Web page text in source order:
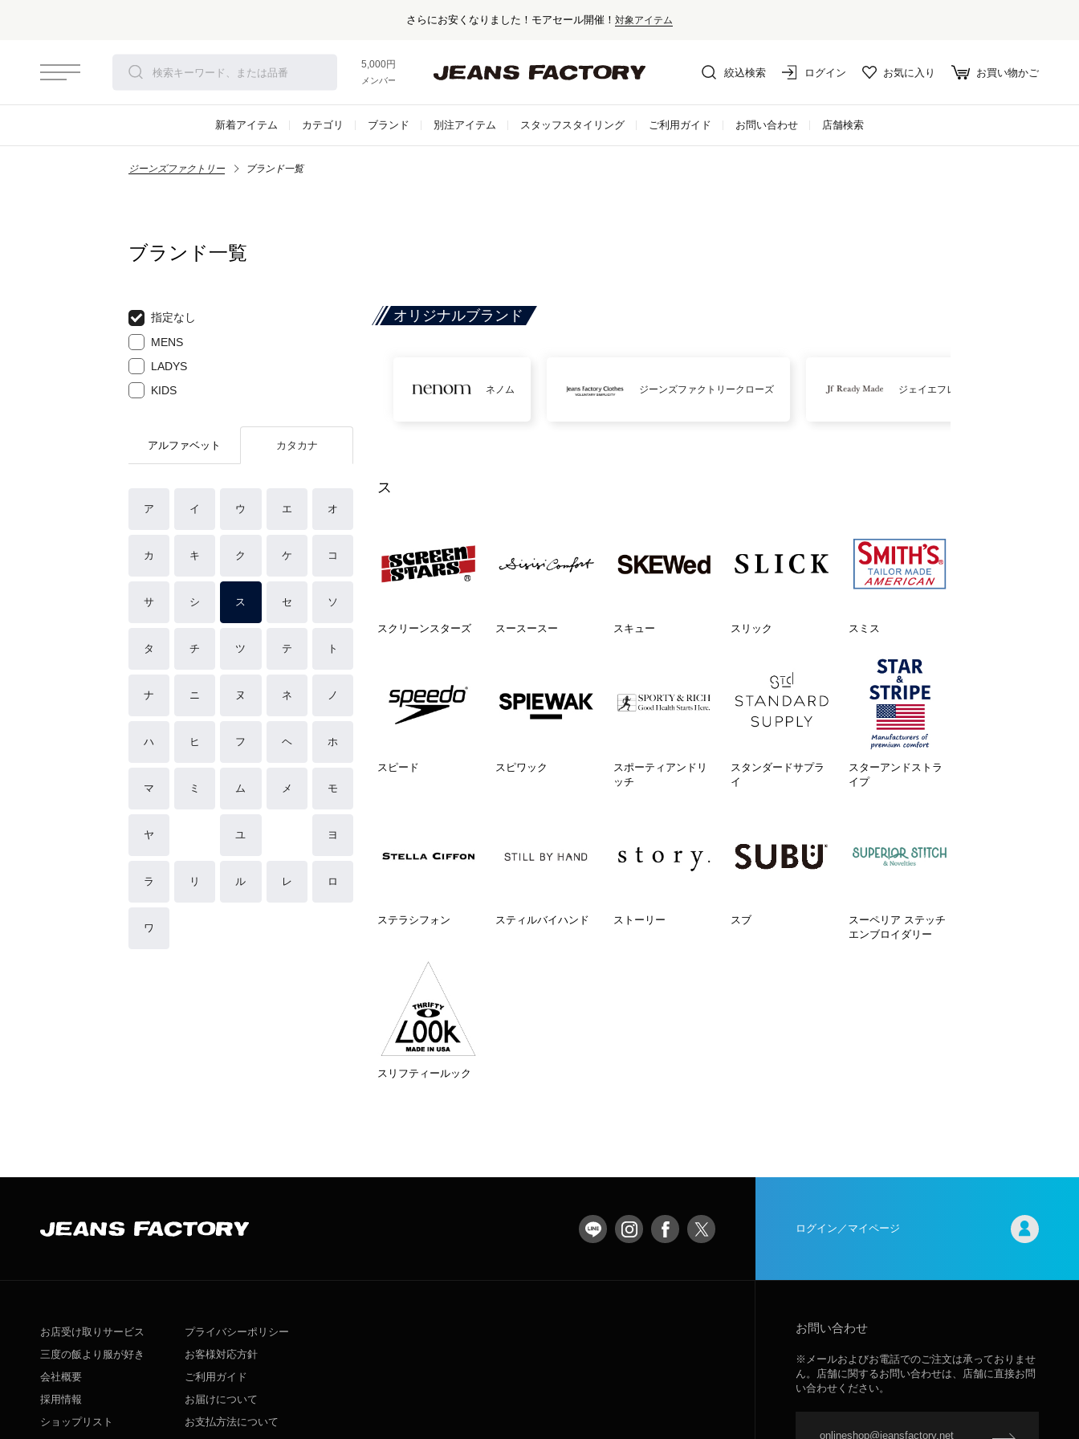
さらにお安くなりました！モアセール開催！ 対象アイテム
5,000円以上お買い上げで送料無料！
メンバー登録でお得な情報をゲット。さらに詳しく
絞込検索 ログイン お気に入り お買い物かご
新着アイテム カテゴリ ブランド 別注アイテム スタッフスタイリング ご利用ガイド お問い合わせ 店舗検索
ジーンズファクトリー ブランド一覧
ブランド一覧
指定なし
MENS
LADYS
KIDS
アルファベット カタカナ
ア イ ウ エ オ
カ キ ク ケ コ
サ シ ス セ ソ
タ チ ツ テ ト
ナ ニ ヌ ネ ノ
ハ ヒ フ ヘ ホ
マ ミ ム メ モ
ヤ ユ ヨ
ラ リ ル レ ロ
ワ
オリジナルブランド
ネノム ジーンズファクトリークローズ ジェイエフレディメイド
ス
スクリーンスターズ スースースー スキュー スリック スミス
スピード スピワック
スポーティアンドリ
ッチ
スタンダードサプラ
イ
スターアンドストラ
イプ
ステラシフォン スティルバイハンド ストーリー スブ
スーペリア ステッチ
エンブロイダリー
スリフティールック
ログイン／マイページ
お店受け取りサービス
三度の飯より服が好き
会社概要
採用情報
ショップリスト
プライバシーポリシー
お客様対応方針
ご利用ガイド
お届けについて
お支払方法について
お問い合わせ
※メールおよびお電話でのご注文は承っておりませ
ん。店舗に関するお問い合わせは、店舗に直接お問
い合わせください。
onlineshop@jeansfactory.net